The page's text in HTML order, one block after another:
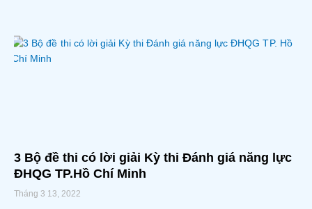
3 Bộ đề thi có lời giải Kỳ thi Đánh giá năng lực
ĐHQG TP.Hồ Chí Minh
Tháng 3 13, 2022